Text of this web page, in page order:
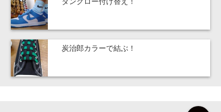
炭治郎カラーで結ぶ！